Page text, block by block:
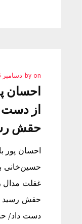
by on دسامبر 16, 2016
احسان
از دست
حقش
احسان پور
حسین‌خانی
غفلت مدال
حقش رسید
دست داد/